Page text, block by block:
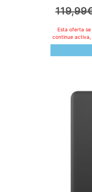
119,99
Esta oferta
continue activa,